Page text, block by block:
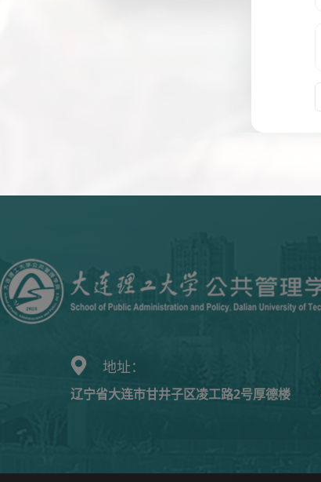
地址：
辽宁省大连市甘井子区凌工路2号厚德楼